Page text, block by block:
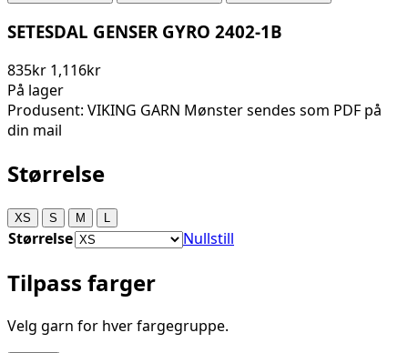
SETESDAL GENSER GYRO 2402-1B
835kr 1,116kr
På lager
Produsent: VIKING GARN Mønster sendes som PDF på
din mail
Størrelse
XS S M
Størrelse Nullstill
Tilpass farger
Velg garn for hver fargegruppe.